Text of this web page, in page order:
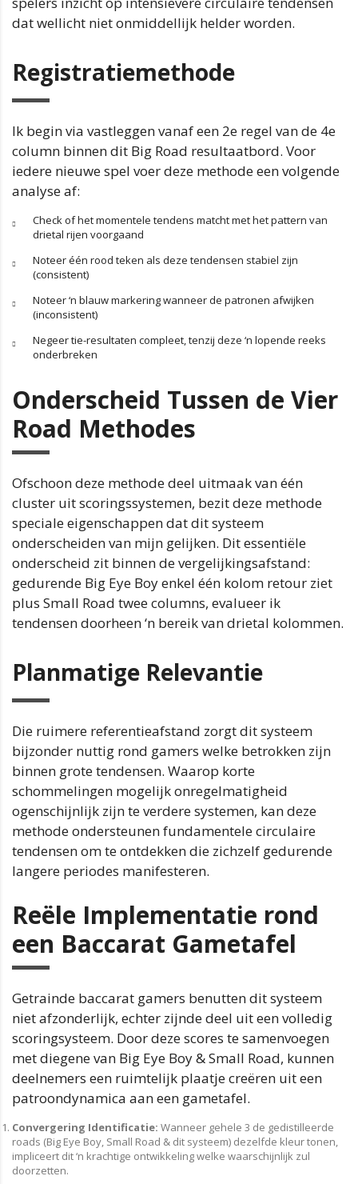
dat wellicht niet onmiddellijk helder worden.
Registratiemethode
Ik begin via vastleggen vanaf een 2e regel van de 4e
column binnen dit Big Road resultaatbord. Voor
iedere nieuwe spel voer deze methode een volgende
analyse af:
Check of het momentele tendens matcht met het pattern van
drietal rijen voorgaand
Noteer één rood teken als deze tendensen stabiel zijn
(consistent)
Noteer ‘n blauw markering wanneer de patronen afwijken
(inconsistent)
Negeer tie-resultaten compleet, tenzij deze ‘n lopende reeks
onderbreken
Onderscheid Tussen de Vier
Road Methodes
Ofschoon deze methode deel uitmaak van één
cluster uit scoringssystemen, bezit deze methode
speciale eigenschappen dat dit systeem
onderscheiden van mijn gelijken. Dit essentiële
onderscheid zit binnen de vergelijkingsafstand:
gedurende Big Eye Boy enkel één kolom retour ziet
plus Small Road twee columns, evalueer ik
tendensen doorheen ‘n bereik van drietal kolommen.
Planmatige Relevantie
Die ruimere referentieafstand zorgt dit systeem
bijzonder nuttig rond gamers welke betrokken zijn
binnen grote tendensen. Waarop korte
schommelingen mogelijk onregelmatigheid
ogenschijnlijk zijn te verdere systemen, kan deze
methode ondersteunen fundamentele circulaire
tendensen om te ontdekken die zichzelf gedurende
langere periodes manifesteren.
Reële Implementatie rond
een Baccarat Gametafel
Getrainde baccarat gamers benutten dit systeem
niet afzonderlijk, echter zijnde deel uit een volledig
scoringsysteem. Door deze scores te samenvoegen
met diegene van Big Eye Boy & Small Road, kunnen
deelnemers een ruimtelijk plaatje creëren uit een
patroondynamica aan een gametafel.
Convergering Identificatie: Wanneer gehele 3 de gedistilleerde
roads (Big Eye Boy, Small Road & dit systeem) dezelfde kleur tonen,
impliceert dit ‘n krachtige ontwikkeling welke waarschijnlijk zul
doorzetten.